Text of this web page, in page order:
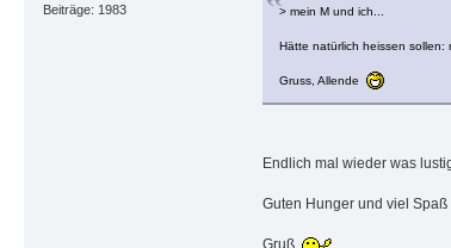
Beiträge: 1983 > mein M und ich...
Hätte natürlich heissen sollen:
Gruss, Allende
Endlich mal wieder was
Guten Hunger und viel